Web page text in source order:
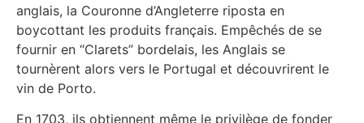
anglais, la Couronne d’Angleterre riposta en
boycottant les produits français. Empêchés de se
fournir en “Clarets” bordelais, les Anglais se
tournèrent alors vers le Portugal et découvrirent le
vin de Porto.
En 1703, ils obtiennent même le privilège de fonder